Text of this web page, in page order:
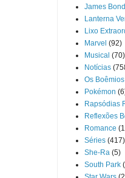
James Bond
Lanterna
Lixo
Marvel (92)
Musical (70)
Notícias
Os
Pokémon
Rapsódias
Reflexões
Romance
Séries (417)
She-Ra (5)
South Park